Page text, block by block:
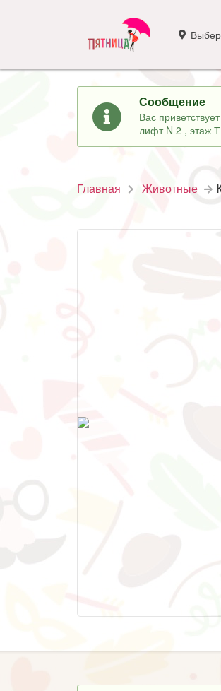
Сообщение
Вас
лифт N 2 , этаж Т
Главная Животные